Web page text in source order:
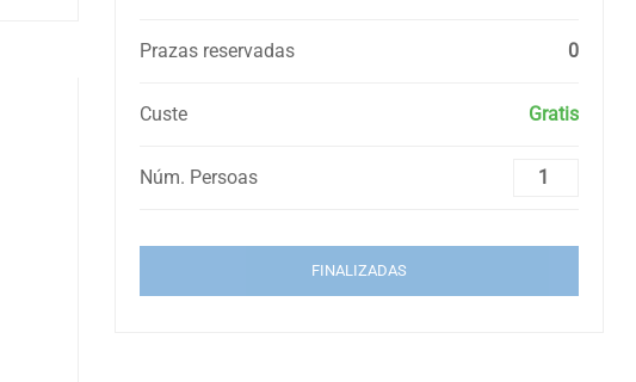
Prazas reservadas 0
Custe Gratis
Núm. Persoas
FINALIZADAS